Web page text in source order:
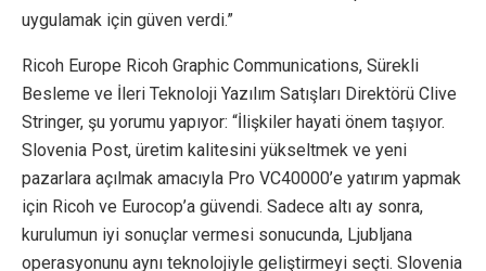
uygulamak için güven verdi.”
Ricoh Europe Ricoh Graphic Communications, Sürekli
Besleme ve İleri Teknoloji Yazılım Satışları Direktörü Clive
Stringer, şu yorumu yapıyor: “İlişkiler hayati önem taşıyor.
Slovenia Post, üretim kalitesini yükseltmek ve yeni
pazarlara açılmak amacıyla Pro VC40000’e yatırım yapmak
için Ricoh ve Eurocop’a güvendi. Sadece altı ay sonra,
kurulumun iyi sonuçlar vermesi sonucunda, Ljubljana
operasyonunu aynı teknolojiyle geliştirmeyi seçti. Slovenia